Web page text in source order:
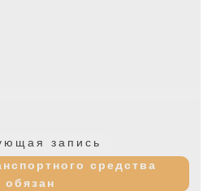
запись
запись:
средства
обязан